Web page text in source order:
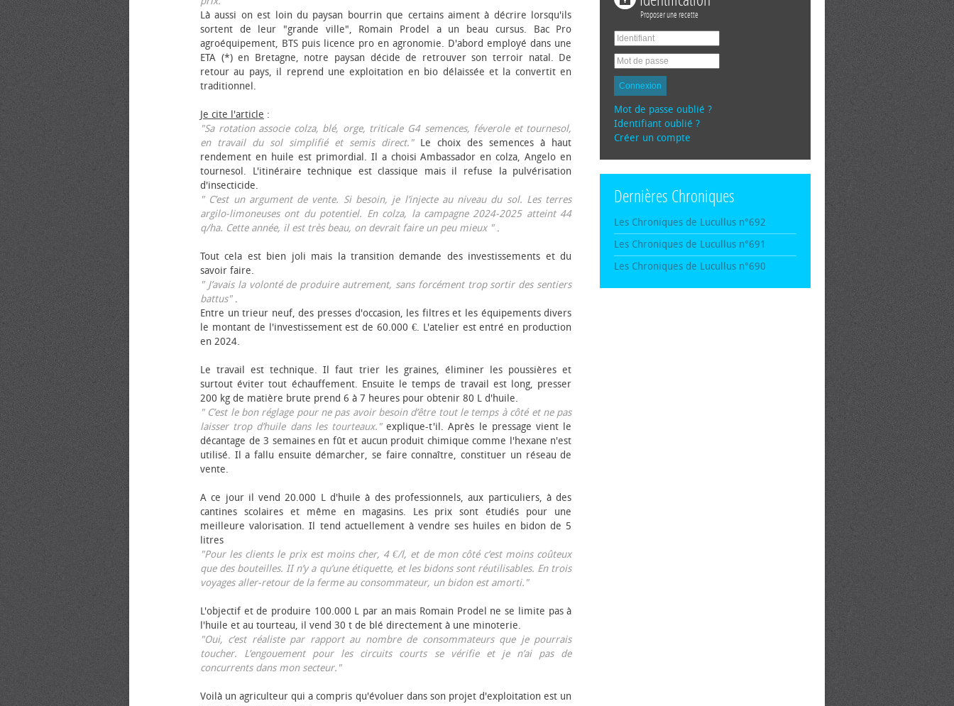
Là aussi on est loin du paysan bourrin que certains aiment à décrire lorsqu'ils
sortent de leur "grande ville", Romain Prodel a un beau cursus. Bac Pro
agroéquipement, BTS puis licence pro en agronomie. D'abord employé dans une
ETA (*) en Bretagne, notre paysan décide de retrouver son terroir natal. De
retour au pays, il reprend une exploitation en bio délaissée et la convertit en
traditionnel.
Je cite l'article :
"Sa rotation associe colza, blé, orge, triticale G4 semences, féverole et tournesol,
en travail du sol simplifié et semis direct."Le choix des semences à haut
rendement en huile est primordial. Il a choisi Ambassador en colza, Angelo en
tournesol. L'itinéraire technique est classique mais il refuse la pulvérisation
d'insecticide.
" C’est un argument de vente. Si besoin, je l’injecte au niveau du sol. Les terres
argilo-limoneuses ont du potentiel. En colza, la campagne 2024-2025 atteint 44
q/ha. Cette année, il est très beau, on devrait faire un peu mieux ".
Tout cela est bien joli mais la transition demande des investissements et du
savoir faire.
" J’avais la volonté de produire autrement, sans forcément trop sortir des sentiers
battus".
Entre un trieur neuf, des presses d'occasion, les filtres et les équipements divers
le montant de l'investissement est de 60.000 €. L'atelier est entré en production
en 2024.
Le travail est technique. Il faut trier les graines, éliminer les poussières et
surtout éviter tout échauffement. Ensuite le temps de travail est long, presser
200 kg de matière brute prend 6 à 7 heures pour obtenir 80 L d'huile.
" C’est le bon réglage pour ne pas avoir besoin d’être tout le temps à côté et ne pas
laisser trop d’huile dans les tourteaux."explique-t'il. Après le pressage vient le
décantage de 3 semaines en fût et aucun produit chimique comme l'hexane n'est
utilisé. Il a fallu ensuite démarcher, se faire connaître, constituer un réseau de
vente.
A ce jour il vend 20.000 L d'huile à des professionnels, aux particuliers, à des
cantines scolaires et même en magasins. Les prix sont étudiés pour une
meilleure valorisation. Il tend actuellement à vendre ses huiles en bidon de 5
litres
"Pour les clients le prix est moins cher, 4 €/l, et de mon côté c’est moins coûteux
que des bouteilles. II n’y a qu’une étiquette, et les bidons sont réutilisables. En trois
voyages aller-retour de la ferme au consommateur, un bidon est amorti."
L'objectif et de produire 100.000 L par an mais Romain Prodel ne se limite pas à
l'huile et au tourteau, il vend 30 t de blé directement à une minoterie.
"Oui, c’est réaliste par rapport au nombre de consommateurs que je pourrais
toucher. L’engouement pour les circuits courts se vérifie et je n’ai pas de
concurrents dans mon secteur."
Voilà un agriculteur qui a compris qu'évoluer dans son projet d'exploitation est un
Proposer une recette
Connexion
Mot de passe oublié ?
Identifiant oublié ?
Créer un compte
Dernières Chroniques
Les Chroniques de Lucullus n°692
Les Chroniques de Lucullus n°691
Les Chroniques de Lucullus n°690